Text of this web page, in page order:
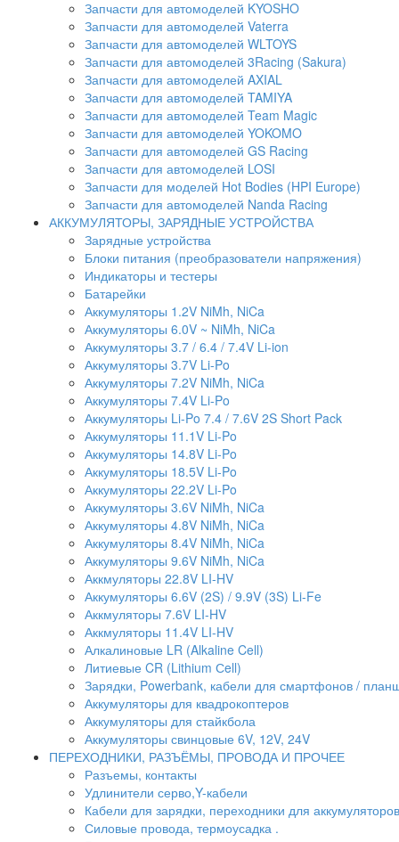
Запчасти для автомоделей KYOSHO
Запчасти для автомоделей Vaterra
Запчасти для автомоделей WLTOYS
Запчасти для автомоделей 3Racing (Sakura)
Запчасти для автомоделей AXIAL
Запчасти для автомоделей TAMIYA
Запчасти для автомоделей Team Magic
Запчасти для автомоделей YOKOMO
Запчасти для автомоделей GS Racing
Запчасти для автомоделей LOSI
Запчасти для моделей Hot Bodies (HPI Europe)
Запчасти для автомоделей Nanda Racing
АККУМУЛЯТОРЫ, ЗАРЯДНЫЕ УСТРОЙСТВА
Зарядные устройства
Блоки питания (преобразователи напряжения)
Индикаторы и тестеры
Батарейки
Аккумуляторы 1.2V NiMh, NiCa
Аккумуляторы 6.0V ~ NiMh, NiCa
Аккумуляторы 3.7 / 6.4 / 7.4V Li-ion
Аккумуляторы 3.7V Li-Po
Аккумуляторы 7.2V NiMh, NiCa
Аккумуляторы 7.4V Li-Po
Аккумуляторы Li-Po 7.4 / 7.6V 2S Short Pack
Аккумуляторы 11.1V Li-Po
Аккумуляторы 14.8V Li-Po
Аккумуляторы 18.5V Li-Po
Аккумуляторы 22.2V Li-Po
Аккумуляторы 3.6V NiMh, NiCa
Аккумуляторы 4.8V NiMh, NiCa
Аккумуляторы 8.4V NiMh, NiCa
Аккумуляторы 9.6V NiMh, NiCa
Аккмуляторы 22.8V LI-HV
Аккумуляторы 6.6V (2S) / 9.9V (3S) Li-Fe
Аккмуляторы 7.6V LI-HV
Аккмуляторы 11.4V LI-HV
Алкалиновые LR (Alkaline Cell)
Литиевые CR (Lithium Сell)
Зарядки, Powerbank, кабели для смартфонов /
Аккумуляторы для квадрокоптеров
Аккумуляторы для стайкбола
Аккумуляторы свинцовые 6V, 12V, 24V
ПЕРЕХОДНИКИ, РАЗЪЁМЫ, ПРОВОДА И ПРОЧЕЕ
Разъемы, контакты
Удлинители серво,Y-кабели
Кабели для зарядки, переходники для аккумуляторов
Силовые провода, термоусадка .